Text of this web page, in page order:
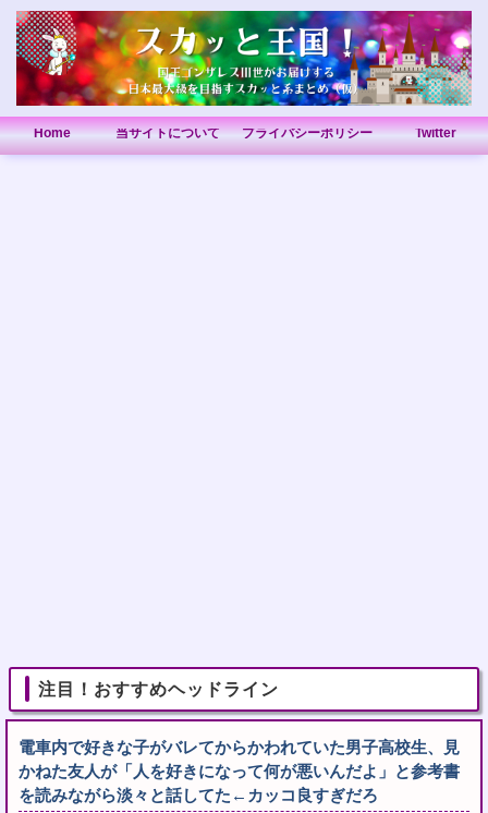
Home 当サイトについて プライバシーポリシー Twitter
注目！おすすめヘッドライン
電車内で好きな子がバレてからかわれていた男子高校生、見
かねた友人が「人を好きになって何が悪いんだよ」と参考書
を読みながら淡々と話してた←カッコ良すぎだろ